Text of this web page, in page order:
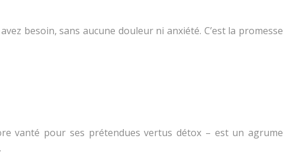
besoin, sans aucune douleur ni anxiété. C’est la promesse
vanté pour ses prétendues vertus détox – est un agrume